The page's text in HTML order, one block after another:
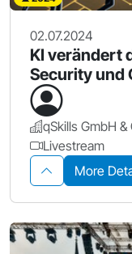
02.07.2024
KI verändert
Security und
qSkills GmbH &
Livestream
More